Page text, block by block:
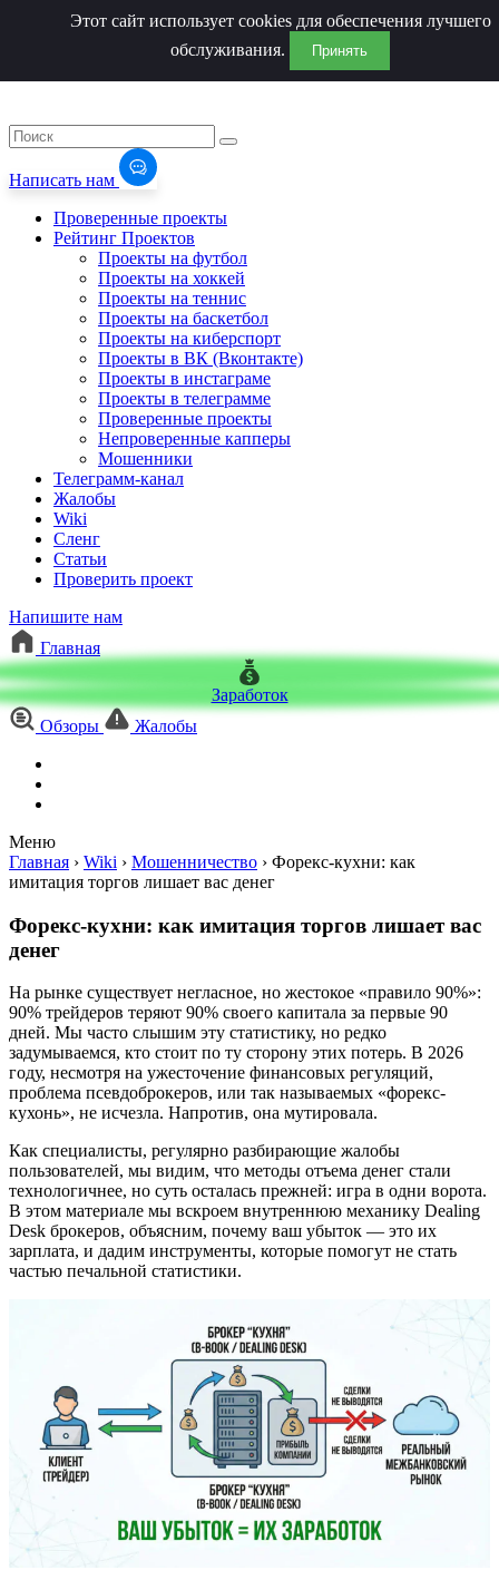
Написать нам
Проверенные проекты
Рейтинг Проектов
Проекты на футбол
Проекты на хоккей
Проекты на теннис
Проекты на баскетбол
Проекты на киберспорт
Проекты в ВК (Вконтакте)
Проекты в инстаграме
Проекты в телеграмме
Проверенные проекты
Непроверенные капперы
Мошенники
Телеграмм-канал
Жалобы
Wiki
Сленг
Статьи
Проверить проект
Напишите нам
Главная
Заработок
Обзоры
Жалобы
Меню
Этот сайт использует cookies для обеспечения лучшего
обслуживания.
Принять
Главная › Wiki › Мошенничество › Форекс-кухни: как
имитация торгов лишает вас денег
Форекс-кухни: как имитация торгов лишает вас
денег
На рынке существует негласное, но жестокое «правило 90%»:
90% трейдеров теряют 90% своего капитала за первые 90
дней. Мы часто слышим эту статистику, но редко
задумываемся, кто стоит по ту сторону этих потерь. В 2026
году, несмотря на ужесточение финансовых регуляций,
проблема псевдоброкеров, или так называемых «форекс-
кухонь», не исчезла. Напротив, она мутировала.
Как специалисты, регулярно разбирающие жалобы
пользователей, мы видим, что методы отъема денег стали
технологичнее, но суть осталась прежней: игра в одни ворота.
В этом материале мы вскроем внутреннюю механику Dealing
Desk брокеров, объясним, почему ваш убыток — это их
зарплата, и дадим инструменты, которые помогут не стать
частью печальной статистики.